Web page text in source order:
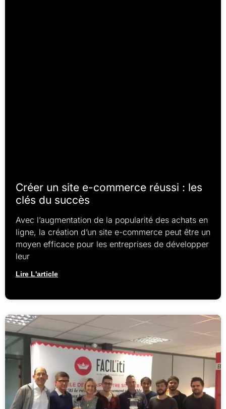
Créer un site e-commerce réussi : les
clés du succès
Avec l’augmentation de la popularité des achats en
ligne, la création d’un site e-commerce peut être un
moyen efficace pour les entreprises de développer
leur
Lire L'article